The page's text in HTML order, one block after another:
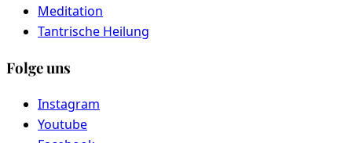
Meditation
Tantrische Heilung
Folge uns
Instagram
Youtube